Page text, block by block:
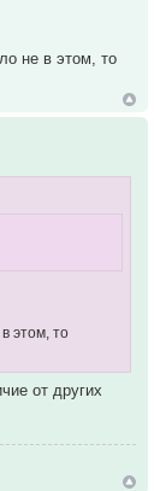
не в этом, то
этом, то
от других